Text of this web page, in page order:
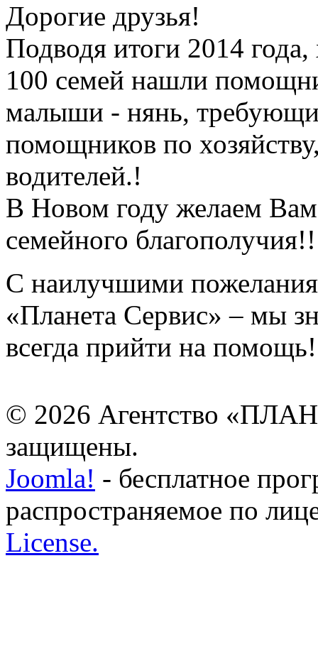
Дорогие друзья!
Подводя итоги 2014
100 семей нашли
малыши - нянь,
помощников по
водителей.!
В Новом году желаем Вам
семейного
С наилучшими
«Планета Сервис» – мы
всегда прийти на помощь!
© 2026 Агентство
защищены.
Joomla! - бесплатное
распространяемое по
License.